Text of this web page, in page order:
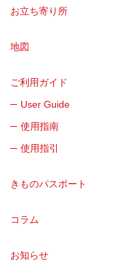
お立ち寄り所
地図
ご利用ガイド
User Guide
使用指南
使用指引
きものパスポート
コラム
お知らせ